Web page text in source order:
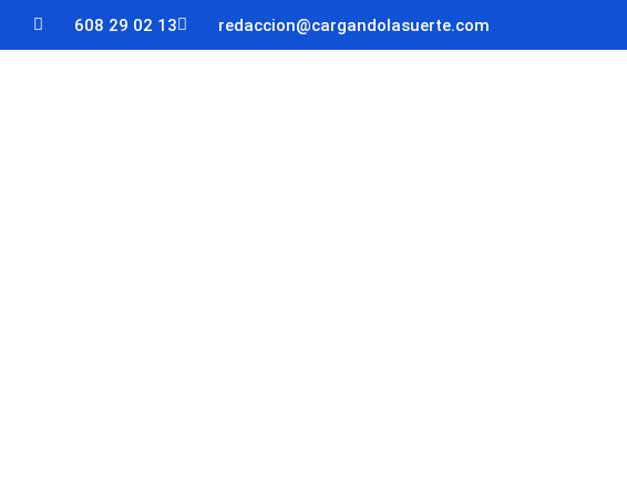
608 29 02 13 redaccion@cargandolasuerte.com